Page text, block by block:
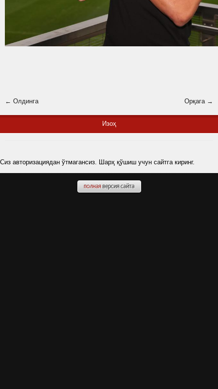
← Олдинга Орқага →
Изоҳ
Сиз авторизациядан ўтмагансиз. Шарҳ қўшиш учун сайтга киринг.